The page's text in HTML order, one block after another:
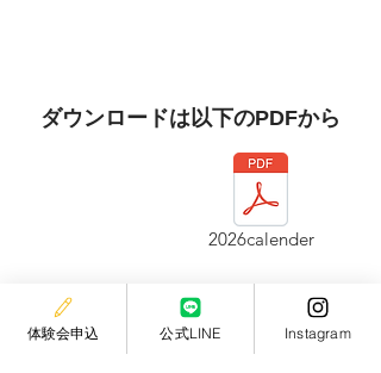
​ダウンロードは以下のPDFから
2026calender
体験会申込 公式LINE Instagram